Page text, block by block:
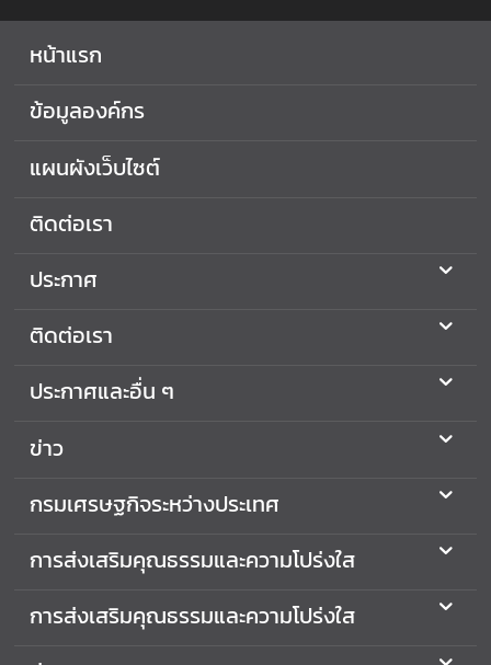
ก
ร
ง
ส
ริ
คุ
ธ
ร
แ
ะ
ว
ม
หน้าแรก
ข้อมูลองค์กร
แผนผังเว็บไซต์
ติดต่อเรา
ประกาศ
ติดต่อเรา
ประกาศและอื่น ๆ
ข่าว
กรมเศรษฐกิจระหว่างประเทศ
การส่งเสริมคุณธรรมและความโปร่งใส
การส่งเสริมคุณธรรมและความโปร่งใส